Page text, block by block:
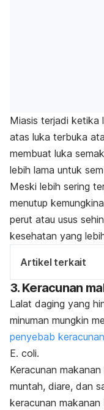
Miasis terjadi ketika
atas luka terbuka
membuat luka
lebih lama untuk
Meski lebih sering
menutup
perut atau usus
kesehatan yang
Artikel terkait
3. Keracunan
Lalat daging yang
minuman mungkin
penyebab
E. coli.
Keracunan
muntah, diare, dan
keracunan